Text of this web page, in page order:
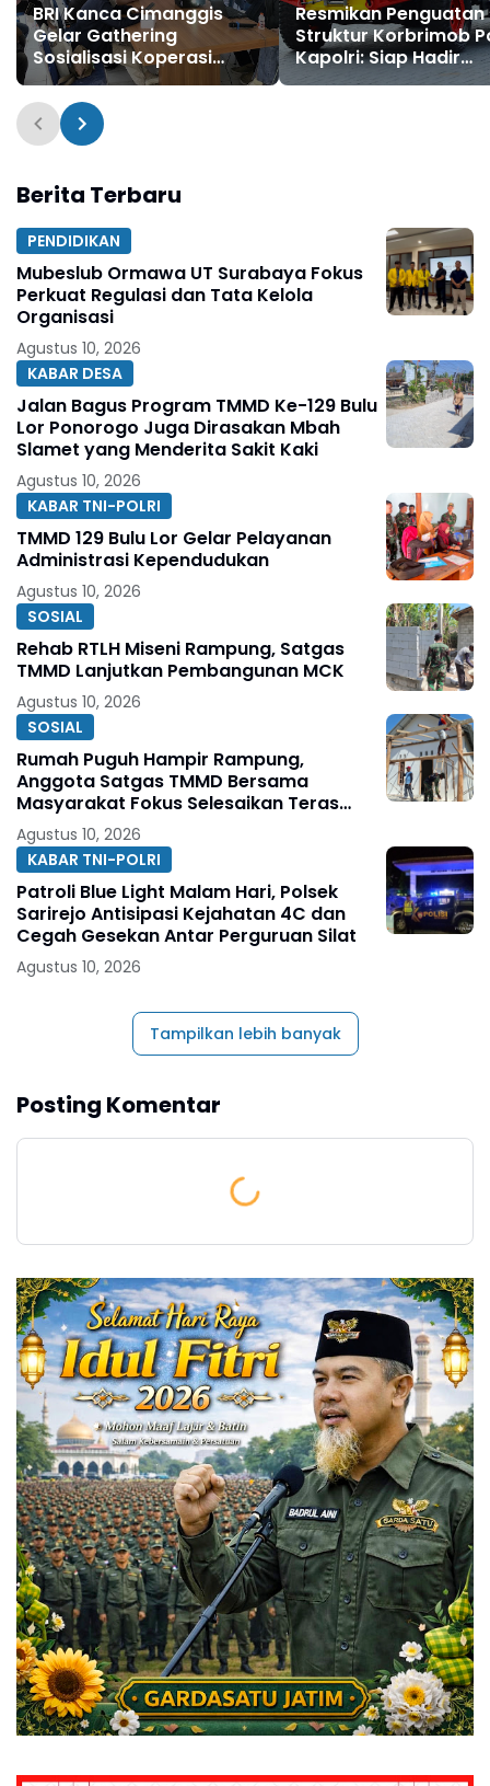
BRI Kanca Cimanggis
Gelar Gathering
Sosialisasi Koperasi
Merah Putih Bersama 6
Kelurahan se-
Kecamatan Cimanggis
Resmikan Penguatan
Struktur Korbrimob
Kapolri: Siap Hadir
Berikan Pelayanan
Berita Terbaru
PENDIDIKAN
Mubeslub Ormawa UT Surabaya Fokus
Perkuat Regulasi dan Tata Kelola
Organisasi
Agustus 10, 2026
KABAR DESA
Jalan Bagus Program TMMD Ke-129 Bulu
Lor Ponorogo Juga Dirasakan Mbah
Slamet yang Menderita Sakit Kaki
Agustus 10, 2026
KABAR TNI-POLRI
TMMD 129 Bulu Lor Gelar Pelayanan
Administrasi Kependudukan
Agustus 10, 2026
SOSIAL
Rehab RTLH Miseni Rampung, Satgas
TMMD Lanjutkan Pembangunan MCK
Agustus 10, 2026
SOSIAL
Rumah Puguh Hampir Rampung,
Anggota Satgas TMMD Bersama
Masyarakat Fokus Selesaikan Teras
Rumah
Agustus 10, 2026
KABAR TNI-POLRI
Patroli Blue Light Malam Hari, Polsek
Sarirejo Antisipasi Kejahatan 4C dan
Cegah Gesekan Antar Perguruan Silat
Agustus 10, 2026
Tampilkan lebih banyak
Posting Komentar